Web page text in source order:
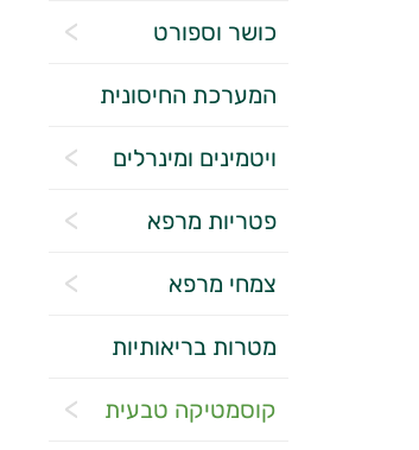
כושר וספורט
המערכת החיסונית
ויטמינים ומינרלים
פטריות מרפא
צמחי מרפא
מטרות בריאותיות
קוסמטיקה טבעית